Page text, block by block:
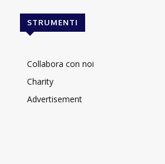
STRUMENTI
Collabora con noi
Charity
Advertisement